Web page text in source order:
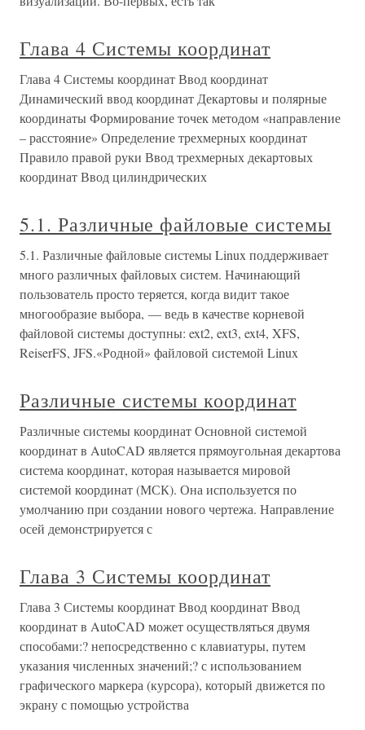
Глава 4 Системы координат
Глава 4 Системы координат Ввод координат
Динамический ввод координат Декартовы и полярные
координаты Формирование точек методом «направление
– расстояние» Определение трехмерных координат
Правило правой руки Ввод трехмерных декартовых
координат Ввод цилиндрических
5.1. Различные файловые системы
5.1. Различные файловые системы Linux поддерживает
много различных файловых систем. Начинающий
пользователь просто теряется, когда видит такое
многообразие выбора, — ведь в качестве корневой
файловой системы доступны: ext2, ext3, ext4, XFS,
ReiserFS, JFS.«Родной» файловой системой Linux
Различные системы координат
Различные системы координат Основной системой
координат в AutoCAD является прямоугольная декартова
система координат, которая называется мировой
системой координат (МСК). Она используется по
умолчанию при создании нового чертежа. Направление
осей демонстрируется с
Глава 3 Системы координат
Глава 3 Системы координат Ввод координат Ввод
координат в AutoCAD может осуществляться двумя
способами:? непосредственно с клавиатуры, путем
указания численных значений;? с использованием
графического маркера (курсора), который движется по
экрану с помощью устройства